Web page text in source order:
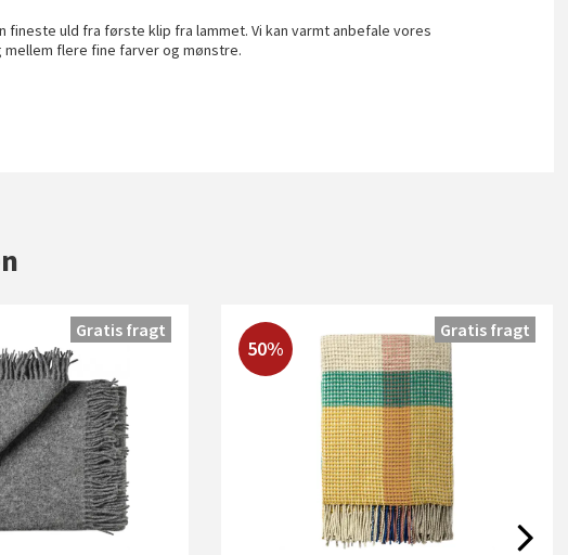
fineste uld fra første klip fra lammet. Vi kan varmt anbefale vores
flere fine farver og mønstre.
Gratis fragt
50%
Gratis fragt